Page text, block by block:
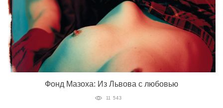
Фонд Мазоха: Из Львова с любовью
11 543